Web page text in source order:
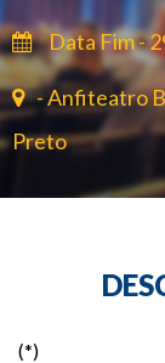
Data Fim -
- Anfiteatro
Preto
(*)